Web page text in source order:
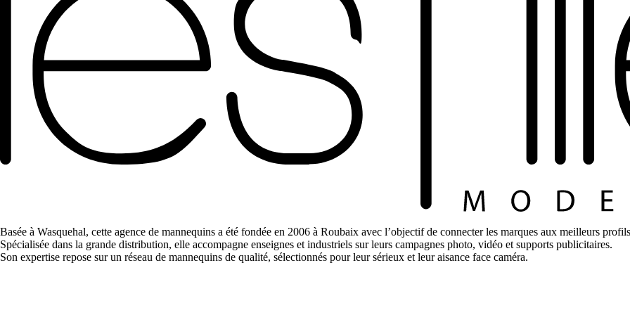
Basée à Wasquehal, cette agence de mannequins a été fondée en 2006 à Roubaix avec l’objectif de connecter les marques aux meilleurs
Spécialisée dans la grande distribution, elle accompagne enseignes et industriels sur leurs campagnes photo, vidéo et supports publicitaires.
Son expertise repose sur un réseau de mannequins de qualité, sélectionnés pour leur sérieux et leur aisance face caméra.